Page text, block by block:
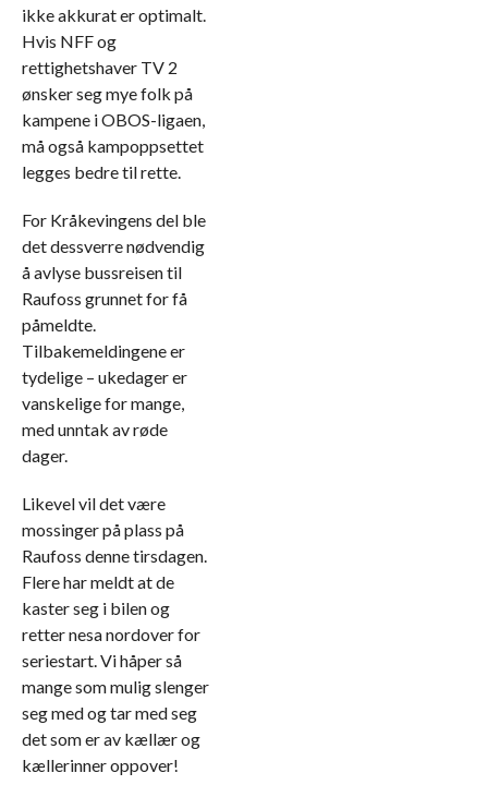
ikke akkurat er optimalt.
Hvis NFF og
rettighetshaver TV 2
ønsker seg mye folk på
kampene i OBOS-ligaen,
må også kampoppsettet
legges bedre til rette.
For Kråkevingens del ble
det dessverre nødvendig
å avlyse bussreisen til
Raufoss grunnet for få
påmeldte.
Tilbakemeldingene er
tydelige – ukedager er
vanskelige for mange,
med unntak av røde
dager.
Likevel vil det være
mossinger på plass på
Raufoss denne tirsdagen.
Flere har meldt at de
kaster seg i bilen og
retter nesa nordover for
seriestart. Vi håper så
mange som mulig slenger
seg med og tar med seg
det som er av kællær og
kællerinner oppover!